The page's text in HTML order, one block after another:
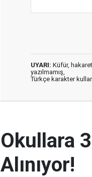
UYARI: Küfür,
yazılmamış,
Türkçe karakter
Okullara
Alınıyor!